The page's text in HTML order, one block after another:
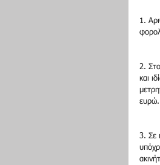
1.
2.
και
ευρώ.
3. Σε